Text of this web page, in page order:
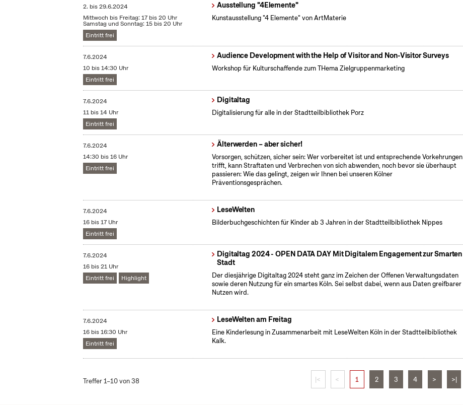
2. bis29.6.2024
Mittwoch bis Freitag: 17 bis 20 Uhr
Samstag und Sonntag: 15 bis 20 Uhr
Eintritt frei
Ausstellung "4Elemente"
Kunstausstellung "4 Elemente" von ArtMaterie
7.6.2024
10 bis 14:30 Uhr
Eintritt frei
Audience Development with the Help of Visitor and Non-Visitor Surveys
Workshop für Kulturschaffende zum THema Zielgruppenmarketing
7.6.2024
11 bis 14 Uhr
Eintritt frei
Digitaltag
Digitalisierung für alle in der Stadtteilbibliothek Porz
7.6.2024
14:30 bis 16 Uhr
Eintritt frei
Älterwerden – aber sicher!
Vorsorgen, schützen, sicher sein: Wer vorbereitet ist und entsprechende Vorkehrungen
trifft, kann Straftaten und Verbrechen von sich abwenden, noch bevor sie überhaupt
passieren: Wie das gelingt, zeigen wir Ihnen bei unseren Kölner
Präventionsgesprächen.
7.6.2024
16 bis 17 Uhr
Eintritt frei
LeseWelten
Bilderbuchgeschichten für Kinder ab 3 Jahren in der Stadtteilbibliothek Nippes
7.6.2024
16 bis 21 Uhr
Eintritt frei
Highlight
Digitaltag 2024 - OPEN DATA DAY Mit Digitalem Engagement zur Smarten
Stadt
Der diesjährige Digitaltag 2024 steht ganz im Zeichen der Offenen Verwaltungsdaten
sowie deren Nutzung für ein smartes Köln. Sei selbst dabei, wenn aus Daten greifbarer
Nutzen wird.
7.6.2024
16 bis 16:30 Uhr
Eintritt frei
LeseWelten am Freitag
Eine Kinderlesung in Zusammenarbeit mit LeseWelten Köln in der Stadtteilbibliothek
Kalk.
Treffer 1–10 von 38 |< < 1 2 3 4 > >|